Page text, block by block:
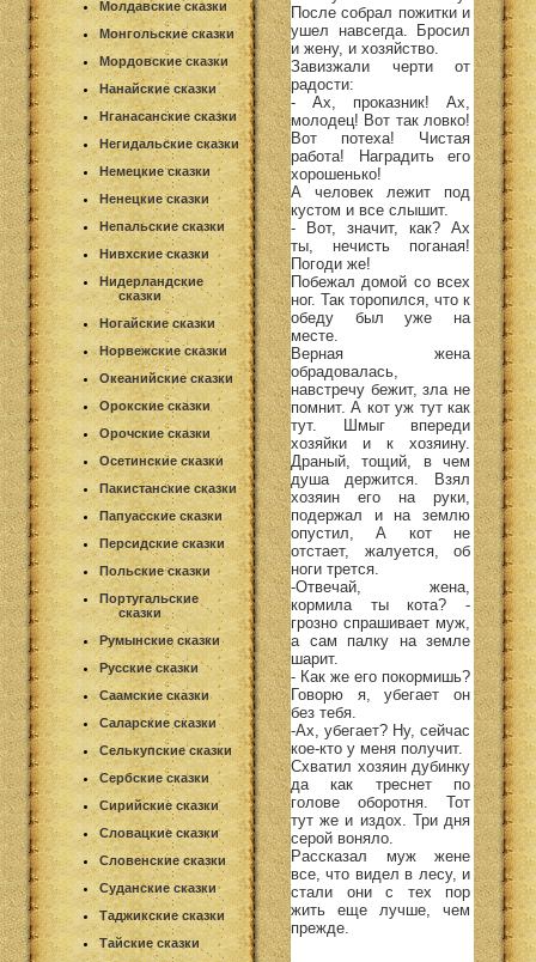
Молдавские сказки
Монгольские сказки
Мордовские сказки
Нанайские сказки
Нганасанские сказки
Негидальские сказки
Немецкие сказки
Ненецкие сказки
Непальские сказки
Нивхские сказки
Нидерландские
сказки
Ногайские сказки
Норвежские сказки
Океанийские сказки
Орокские сказки
Орочские сказки
Осетинские сказки
Пакистанские сказки
Папуасские сказки
Персидские сказки
Польские сказки
Португальские
сказки
Румынские сказки
Русские сказки
Саамские сказки
Саларские сказки
Селькупские сказки
Сербские сказки
Сирийские сказки
Словацкие сказки
Словенские сказки
Суданские сказки
Таджикские сказки
Тайские сказки
После собрал пожитки и
ушел навсегда. Бросил
и жену, и хозяйство.
Завизжали черти от
радости:
- Ах, проказник! Ах,
молодец! Вот так ловко!
Вот потеха! Чистая
работа! Наградить его
хорошенько!
А человек лежит под
кустом и все слышит.
- Вот, значит, как? Ах
ты, нечисть поганая!
Погоди же!
Побежал домой со всех
ног. Так торопился, что к
обеду был уже на
месте.
Верная жена
обрадовалась,
навстречу бежит, зла не
помнит. А кот уж тут как
тут. Шмыг впереди
хозяйки и к хозяину.
Драный, тощий, в чем
душа держится. Взял
хозяин его на руки,
подержал и на землю
опустил, А кот не
отстает, жалуется, об
ноги трется.
-Отвечай, жена,
кормила ты кота? -
грозно спрашивает муж,
а сам палку на земле
шарит.
- Как же его покормишь?
Говорю я, убегает он
без тебя.
-Ах, убегает? Ну, сейчас
кое-кто у меня получит.
Схватил хозяин дубинку
да как треснет по
голове оборотня. Тот
тут же и издох. Три дня
серой воняло.
Рассказал муж жене
все, что видел в лесу, и
стали они с тех пор
жить еще лучше, чем
прежде.